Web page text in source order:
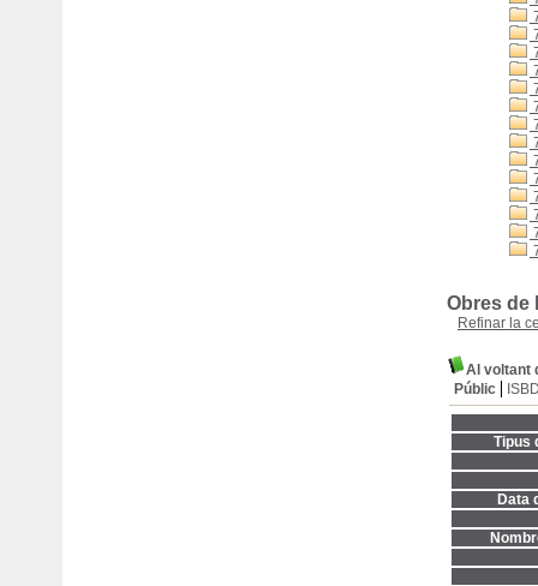
Obres de
Refinar la
Al voltant
Públic
ISBD
Tipus
Data